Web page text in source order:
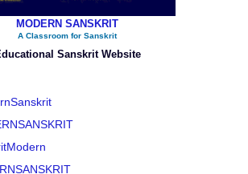
MODERN SANSKRIT
A Classroom for Sanskrit
Sanskrit Website